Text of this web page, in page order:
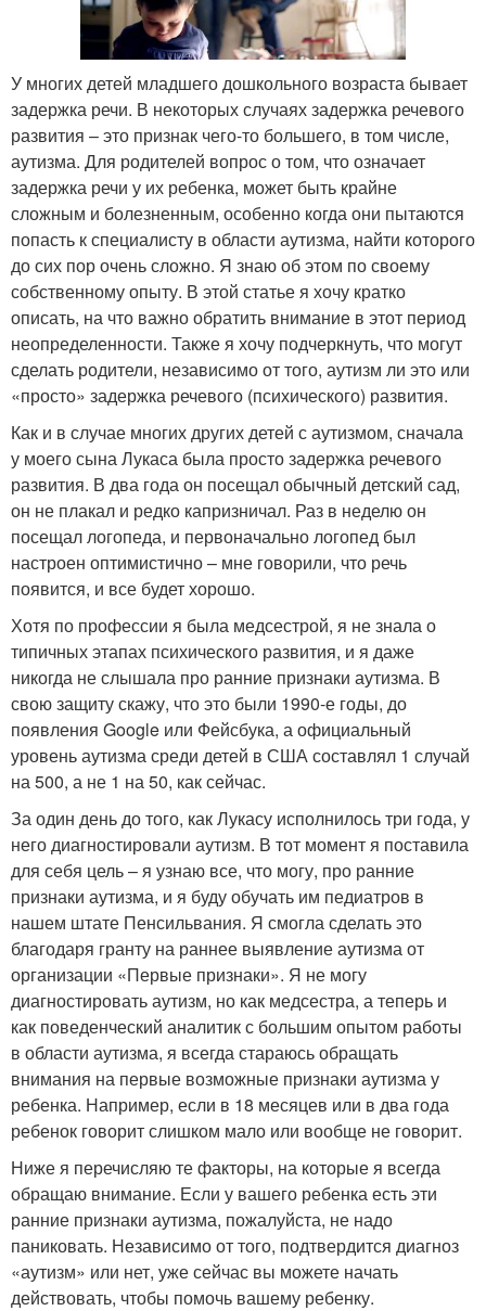
У многих детей младшего дошкольного возраста бывает
задержка речи. В некоторых случаях задержка речевого
развития – это признак чего-то большего, в том числе,
аутизма. Для родителей вопрос о том, что означает
задержка речи у их ребенка, может быть крайне
сложным и болезненным, особенно когда они пытаются
попасть к специалисту в области аутизма, найти которого
до сих пор очень сложно. Я знаю об этом по своему
собственному опыту. В этой статье я хочу кратко
описать, на что важно обратить внимание в этот период
неопределенности. Также я хочу подчеркнуть, что могут
сделать родители, независимо от того, аутизм ли это или
«просто» задержка речевого (психического) развития.
Как и в случае многих других детей с аутизмом, сначала
у моего сына Лукаса была просто задержка речевого
развития. В два года он посещал обычный детский сад,
он не плакал и редко капризничал. Раз в неделю он
посещал логопеда, и первоначально логопед был
настроен оптимистично – мне говорили, что речь
появится, и все будет хорошо.
Хотя по профессии я была медсестрой, я не знала о
типичных этапах психического развития, и я даже
никогда не слышала про ранние признаки аутизма. В
свою защиту скажу, что это были 1990-е годы, до
появления Google или Фейсбука, а официальный
уровень аутизма среди детей в США составлял 1 случай
на 500, а не 1 на 50, как сейчас.
За один день до того, как Лукасу исполнилось три года, у
него диагностировали аутизм. В тот момент я поставила
для себя цель – я узнаю все, что могу, про ранние
признаки аутизма, и я буду обучать им педиатров в
нашем штате Пенсильвания. Я смогла сделать это
благодаря гранту на раннее выявление аутизма от
организации «Первые признаки». Я не могу
диагностировать аутизм, но как медсестра, а теперь и
как поведенческий аналитик с большим опытом работы
в области аутизма, я всегда стараюсь обращать
внимания на первые возможные признаки аутизма у
ребенка. Например, если в 18 месяцев или в два года
ребенок говорит слишком мало или вообще не говорит.
Ниже я перечисляю те факторы, на которые я всегда
обращаю внимание. Если у вашего ребенка есть эти
ранние признаки аутизма, пожалуйста, не надо
паниковать. Независимо от того, подтвердится диагноз
«аутизм» или нет, уже сейчас вы можете начать
действовать, чтобы помочь вашему ребенку.